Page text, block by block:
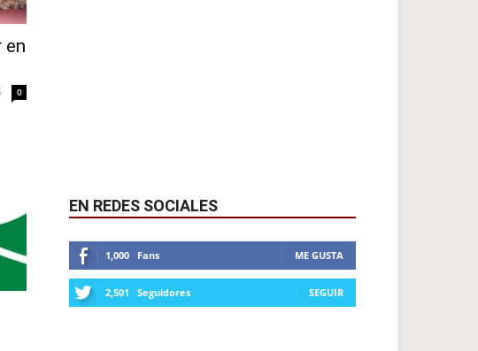
en
0
EN REDES SOCIALES
1,000 Fans ME GUSTA
2,501 Seguidores SEGUIR